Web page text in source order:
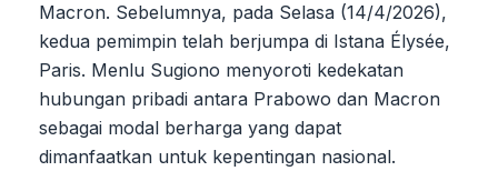
Macron. Sebelumnya, pada Selasa (14/4/2026),
kedua pemimpin telah berjumpa di Istana Élysée,
Paris. Menlu Sugiono menyoroti kedekatan
hubungan pribadi antara Prabowo dan Macron
sebagai modal berharga yang dapat
dimanfaatkan untuk kepentingan nasional.